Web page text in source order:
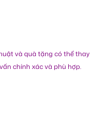
và quà tặng có thể thay
chính xác và phù hợp.